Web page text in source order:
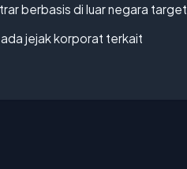
berbasis di luar negara target
jejak korporat terkait